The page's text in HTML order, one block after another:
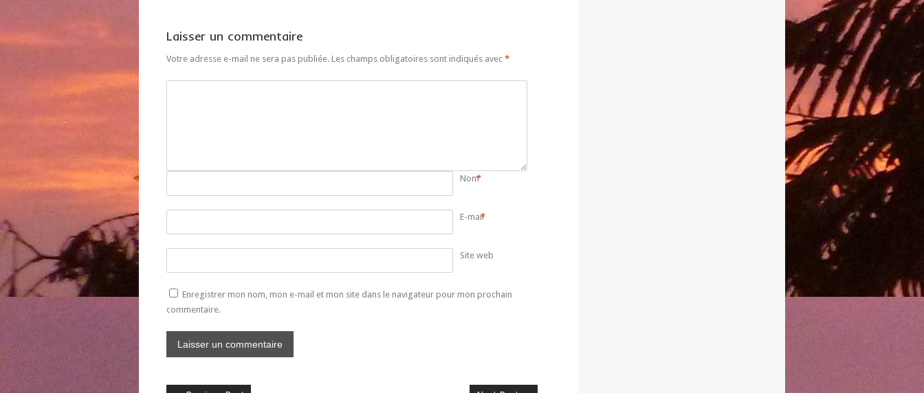
Laisser un commentaire
Votre adresse e-mail ne sera pas publiée. Les champs obligatoires sont indiqués avec *
Nom*
E-mail*
Site web
Enregistrer mon nom, mon e-mail et mon site dans le navigateur pour mon prochain
commentaire.